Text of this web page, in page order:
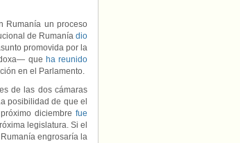
Rumanía un proceso
de Rumaníadio
promovida por la
que ha reunido
en el Parlamento.
de las dos cámaras
posibilidad de que el
diciembre fue
legislatura. Si el
engrosaría la